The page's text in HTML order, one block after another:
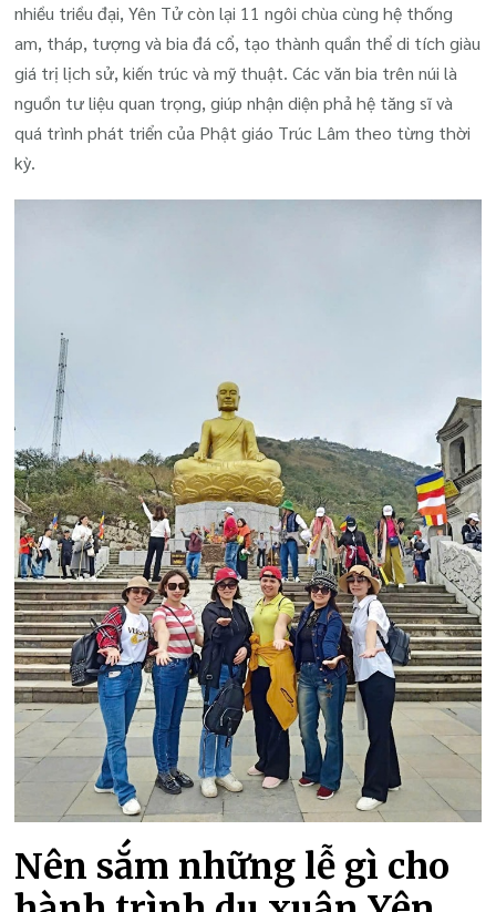
nhiều triều đại, Yên Tử còn lại 11 ngôi chùa cùng hệ thống
am, tháp, tượng và bia đá cổ, tạo thành quần thể di tích giàu
giá trị lịch sử, kiến trúc và mỹ thuật. Các văn bia trên núi là
nguồn tư liệu quan trọng, giúp nhận diện phả hệ tăng sĩ và
quá trình phát triển của Phật giáo Trúc Lâm theo từng thời
kỳ.
Nên sắm những lễ gì cho